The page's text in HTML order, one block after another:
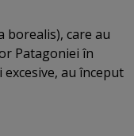
borealis), care au
Patagoniei în
au început